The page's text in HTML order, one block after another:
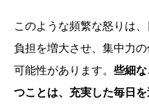
このような頻繁な怒りは
負担を増大させ、集中力
可能性があります。 些細
つことは、充実した毎日